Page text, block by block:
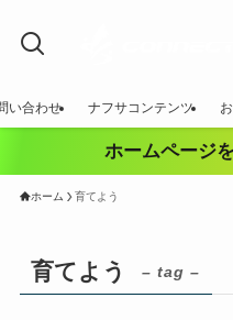
い合わせ ナフサコンテンツ
ホームページ
ホーム 育てよう
育てよう – tag –